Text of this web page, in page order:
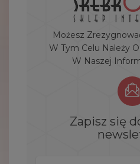
Możesz
W Tym Celu Należy
W Naszej
Zapisz się